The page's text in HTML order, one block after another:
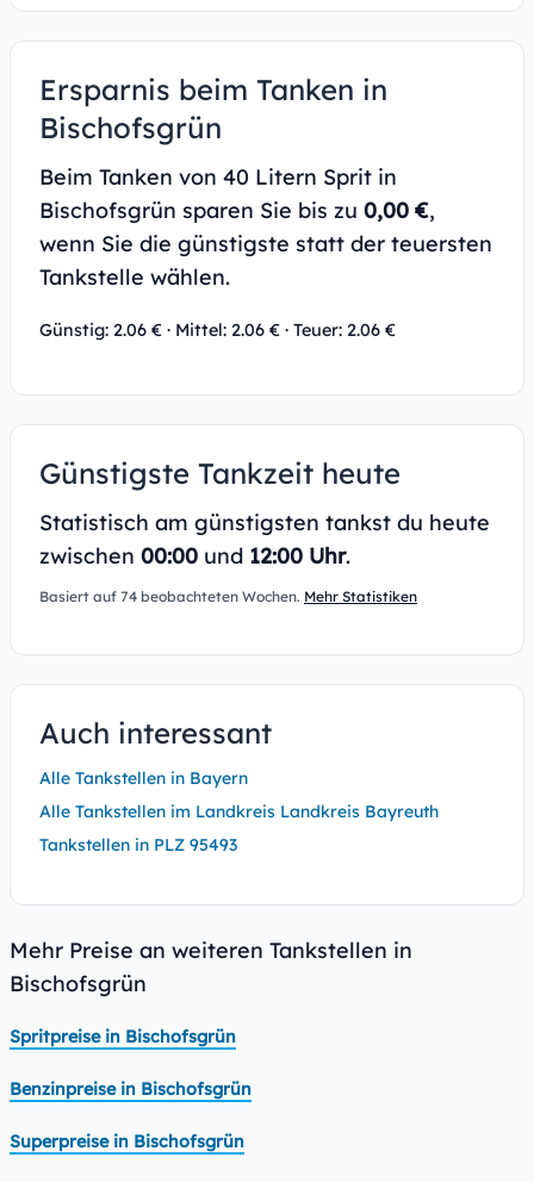
Ersparnis beim Tanken in
Bischofsgrün
Beim Tanken von 40 Litern Sprit in
Bischofsgrün sparen Sie bis zu 0,00 €,
wenn Sie die günstigste statt der teuersten
Tankstelle wählen.
Günstig: 2.06 € · Mittel: 2.06 € · Teuer: 2.06 €
Günstigste Tankzeit heute
Statistisch am günstigsten tankst du heute
zwischen 00:00 und 12:00 Uhr.
Basiert auf 74 beobachteten Wochen. Mehr Statistiken
Auch interessant
Alle Tankstellen in Bayern
Alle Tankstellen im Landkreis Landkreis Bayreuth
Tankstellen in PLZ 95493
Mehr Preise an weiteren Tankstellen in
Bischofsgrün
Spritpreise in Bischofsgrün
Benzinpreise in Bischofsgrün
Superpreise in Bischofsgrün